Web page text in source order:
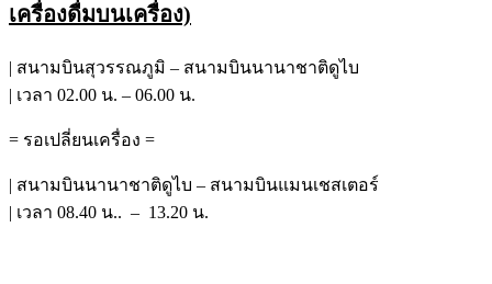
เครื่องดื่มบนเครื่อง)
| สนามบินสุวรรณภูมิ – สนามบินนานาชาติดูไบ
| เวลา 02.00 น. – 06.00 น.
= รอเปลี่ยนเครื่อง =
| สนามบินนานาชาติดูไบ – สนามบินแมนเชสเตอร์
| เวลา 08.40 น.. – 13.20 น.